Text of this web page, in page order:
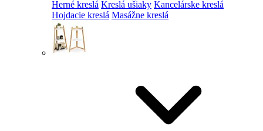
Herné kreslá Kreslá ušiaky Kancelárske kreslá
Hojdacie kreslá Masážne kreslá